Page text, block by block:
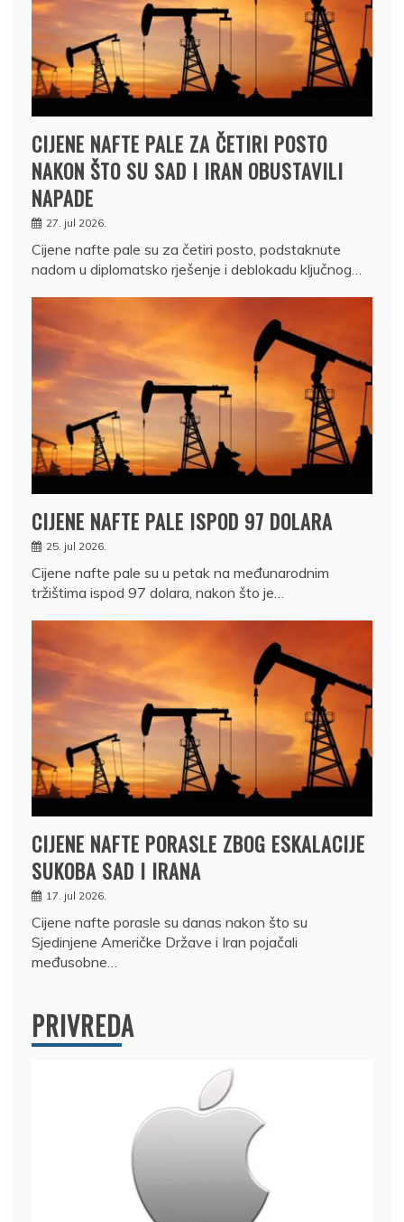
CIJENE NAFTE PALE ZA ČETIRI POSTO
NAKON ŠTO SU SAD I IRAN OBUSTAVILI
NAPADE
27. jul 2026.
Cijene nafte pale su za četiri posto, podstaknute
nadom u diplomatsko rješenje i deblokadu ključnog…
CIJENE NAFTE PALE ISPOD 97 DOLARA
25. jul 2026.
Cijene nafte pale su u petak na međunarodnim
tržištima ispod 97 dolara, nakon što je…
CIJENE NAFTE PORASLE ZBOG ESKALACIJE
SUKOBA SAD I IRANA
17. jul 2026.
Cijene nafte porasle su danas nakon što su
Sjedinjene Američke Države i Iran pojačali
međusobne…
PRIVREDA